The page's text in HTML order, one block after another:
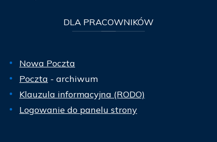
DLA PRACOWNIKÓW
Nowa Poczta
Poczta - archiwum
Klauzula informacyjna (RODO)
Logowanie do panelu strony